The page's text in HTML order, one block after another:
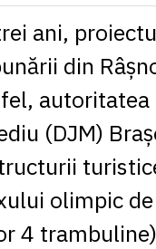
1 ZAR = 0.2318
ani,
din
autoritatea
(DJM)
olimpic
4